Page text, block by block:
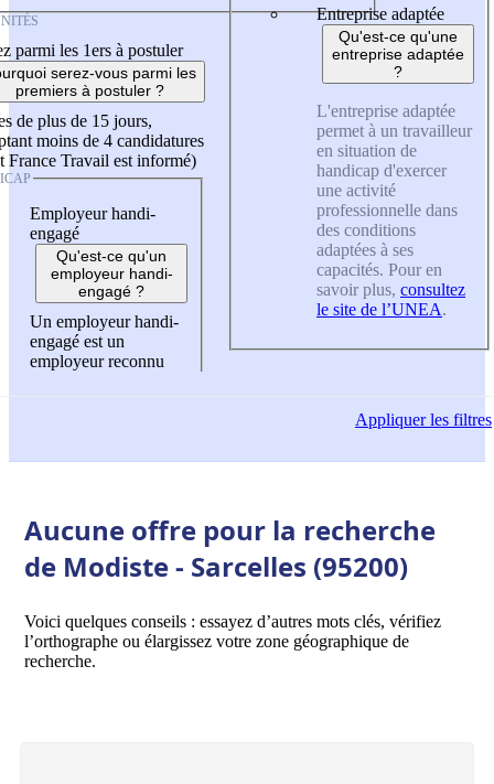
parmi les 1ers à postuler
serez-vous parmi les
premiers à postuler ?
de plus de 15 jours,
moins de 4 candidatures
France Travail est informé)
Employeur handi-
engagé
Qu'est-ce qu'un
employeur handi-
engagé ?
Un employeur handi-
engagé est un
employeur reconnu
Entreprise adaptée
Qu'est-ce qu'une
entreprise adaptée
?
L'entreprise adaptée
permet à un travailleur
en situation de
handicap d'exercer
une activité
professionnelle dans
des conditions
adaptées à ses
capacités. Pour en
savoir plus, consultez
le site de l’UNEA.
Appliquerles filtres
Aucune offre pour la recherche
de Modiste - Sarcelles (95200)
Voici quelques conseils : essayez d’autres mots clés, vérifiez
l’orthographe ou élargissez votre zone géographique de
recherche.